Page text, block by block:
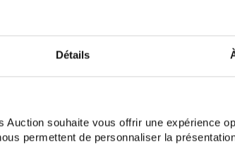
Détails
souhaite vous offrir une expérience
permettent de personnaliser la
LIKE TO TRY
YEARS-OF-EXTRA-
order or reduce your search to one key
assistance, visit thehelp section.
an alert by clicking the button below.